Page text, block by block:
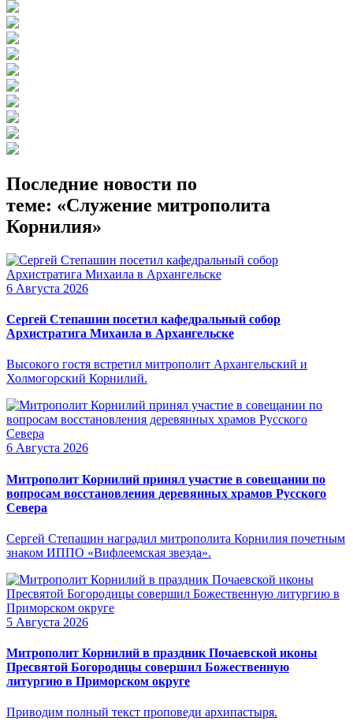
Последние новости по
теме: «Служение митрополита
Корнилия»
6 Августа 2026
Сергей Степашин посетил кафедральный собор
Архистратига Михаила в Архангельске
Высокого гостя встретил митрополит Архангельский и
Холмогорский Корнилий.
6 Августа 2026
Митрополит Корнилий принял участие в совещании по
вопросам восстановления деревянных храмов Русского
Севера
Сергей Степашин наградил митрополита Корнилия почетным
знаком ИППО «Вифлеемская звезда».
5 Августа 2026
Митрополит Корнилий в праздник Почаевской иконы
Пресвятой Богородицы совершил Божественную
литургию в Приморском округе
Приводим полный текст проповеди архипастыря.